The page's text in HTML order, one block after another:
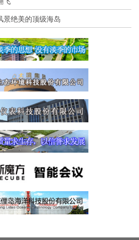
景绝美的顶级海岛